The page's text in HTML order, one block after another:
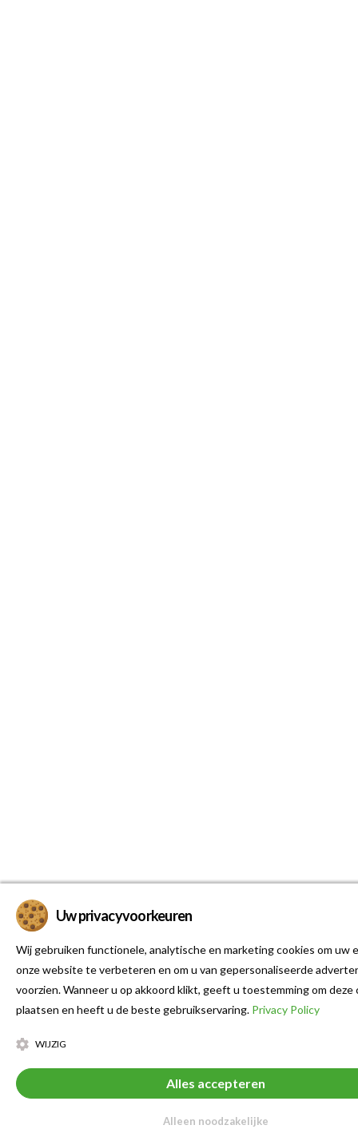
Uw privacyvoorkeuren
Wij gebruiken functionele, analytische en marketing cookies om uw
onze website te verbeteren en om u van gepersonaliseerde
voorzien. Wanneer u op akkoord klikt, geeft u toestemming om deze
plaatsen en heeft u de beste gebruikservaring. Privacy Policy
WIJZIG
Alles accepteren
Alleen noodzakelijke